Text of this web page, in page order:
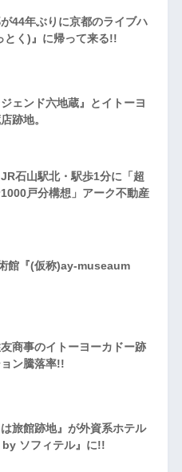
44年ぶりに京都のライブハ
とく)』に帰って来る!!
ジェンド六地蔵』とイトーヨ
跡地。
石山駅北・駅歩1分に「超
戸分構想」アーク不動産
館『(仮称)ay-museaum
商事のイトーヨーカドー跡
ン騰落率!!
旅館跡地』が外資系ホテル
by ソフィテル』に!!